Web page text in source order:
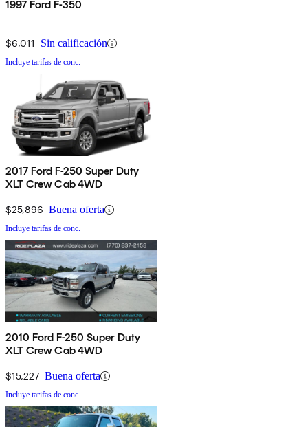
1997 Ford F-350
$6,011 Sin calificación
Incluye tarifas de conc.
2017 Ford F-250 Super Duty
XLT Crew Cab 4WD
$25,896 Buena oferta
Incluye tarifas de conc.
2010 Ford F-250 Super Duty
XLT Crew Cab 4WD
$15,227 Buena oferta
Incluye tarifas de conc.